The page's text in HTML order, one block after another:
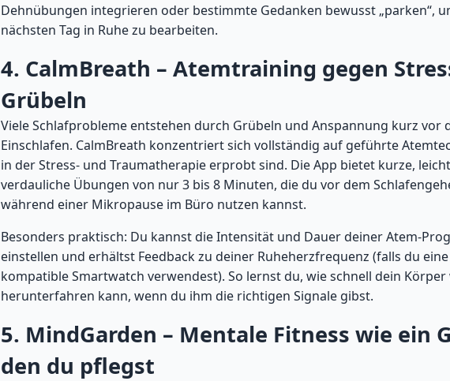
Dehnübungen integrieren oder bestimmte Gedanken bewusst „parken“,
nächsten Tag in Ruhe zu bearbeiten.
4. CalmBreath – Atemtraining gegen
Grübeln
Viele Schlafprobleme entstehen durch Grübeln und Anspannung kurz vor
Einschlafen. CalmBreath konzentriert sich vollständig auf geführte
in der Stress- und Traumatherapie erprobt sind. Die App bietet kurze, leicht
verdauliche Übungen von nur 3 bis 8 Minuten, die du vor dem
während einer Mikropause im Büro nutzen kannst.
Besonders praktisch: Du kannst die Intensität und Dauer deiner Atem-
einstellen und erhältst Feedback zu deiner Ruheherzfrequenz (falls du eine
kompatible Smartwatch verwendest). So lernst du, wie schnell dein
herunterfahren kann, wenn du ihm die richtigen Signale gibst.
5. MindGarden – Mentale Fitness wie ein
den du pflegst